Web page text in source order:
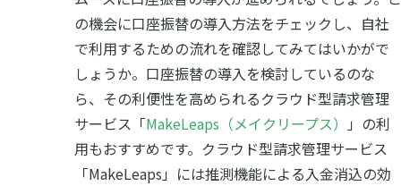
の機会に口座振替の導入方法をチェックし、自社
で利用するための流れを確認してみてはいかがで
しょうか。口座振替の導入を検討しているのな
ら、その利便性を高められるクラウド型請求管理
サービス「MakeLeaps（メイクリープス）
」の利
用もおすすめです。クラウド型請求管理サービス
「MakeLeaps」には推測機能による入金消込の効